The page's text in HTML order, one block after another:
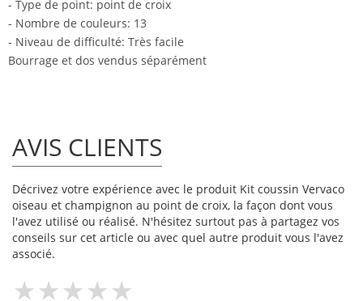
- Type de point: point de croix
- Nombre de couleurs: 13
- Niveau de difficulté: Très facile
Bourrage et dos vendus séparément
AVIS CLIENTS
Décrivez votre expérience avec le produit Kit coussin Vervaco
oiseau et champignon au point de croix, la façon dont vous
l'avez utilisé ou réalisé. N'hésitez surtout pas à partagez vos
conseils sur cet article ou avec quel autre produit vous l'avez
associé.